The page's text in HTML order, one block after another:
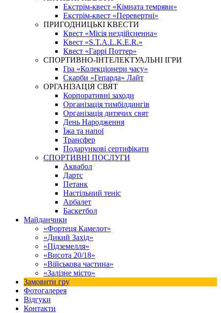
Екстрім-квест «Кімната темряви»
Екстрім-квест «Перевертні»
ПРИГОДНИЦЬКІ КВЕСТИ
Квест «Місія нездійсненна»
Квест «S.T.A.L.K.E.R.»
Квест «Гаррі Поттер»
СПОРТИВНО-ІНТЕЛЕКТУАЛЬНІ ІГРИ
Гра «Колекціонери часу»
Скарби «Гепарда» Лайт
ОРГАНІЗАЦІЯ СВЯТ
Корпоративні заходи
Організація тимбілдингів
Організація дитячих свят
День Народження
Їжа та напої
Трансфер
Подарункові сертифікати
СПОРТИВНІ ПОСЛУГИ
Аквабол
Дартс
Петанк
Настільний теніс
Арбалет
Баскетбол
Майданчики
«Фортеця Камелот»
«Дикий Захід»
«Підземелля»
«Висота 20/18»
«Військова частина»
«Залізне місто»
Замовити гру
Фотогалерея
Відгуки
Контакти